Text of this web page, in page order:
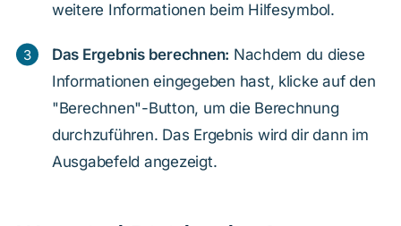
weitere Informationen beim Hilfesymbol.
Das Ergebnis berechnen: Nachdem du diese
Informationen eingegeben hast, klicke auf den
"Berechnen"-Button, um die Berechnung
durchzuführen. Das Ergebnis wird dir dann im
Ausgabefeld angezeigt.